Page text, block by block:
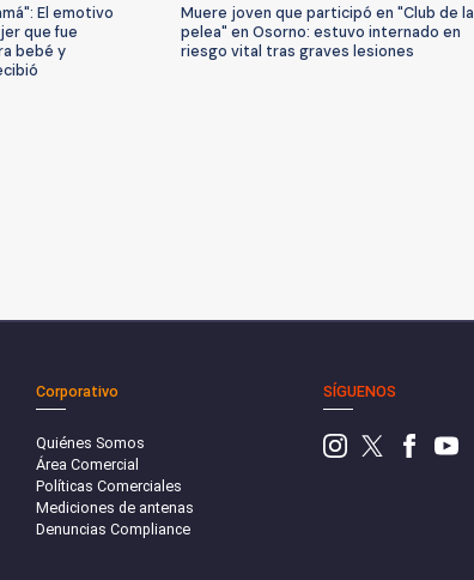
El emotivo
que fue
bebé y
Muere joven que participó en "Club de la
pelea" en Osorno: estuvo internado en
riesgo vital tras graves lesiones
Corporativo
Quiénes Somos
Área Comercial
Políticas Comerciales
Mediciones de antenas
Denuncias Compliance
SÍGUENOS